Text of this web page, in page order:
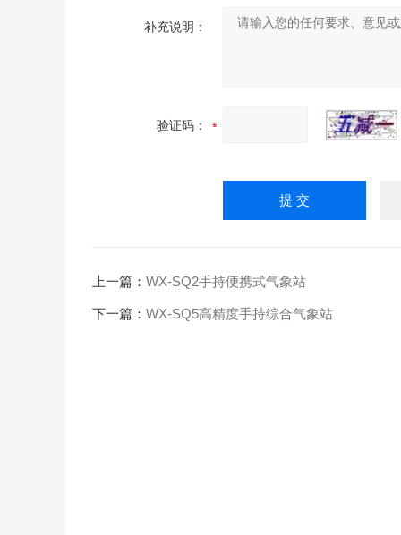
补充说明：
验证码：
上一篇： WX-SQ2手持便携式气象站
下一篇： WX-SQ5高精度手持综合气象站